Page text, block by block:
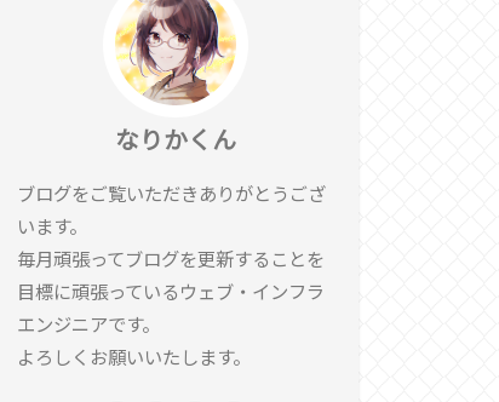
なりかくん
ブログをご覧いただきありがとうござ
います。
毎月頑張ってブログを更新することを
目標に頑張っているウェブ・インフラ
エンジニアです。
よろしくお願いいたします。